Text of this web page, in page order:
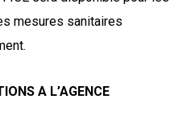
mesures sanitaires
A L’AGENCE